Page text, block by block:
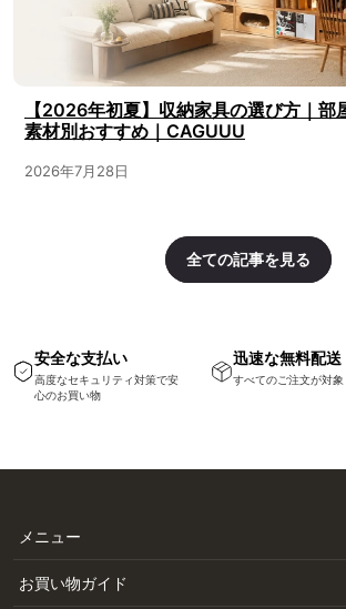
【2026年初夏】収納家具の選び方｜部
素材別おすすめ｜CAGUUU
2026年7月28日
全ての記事を見る
安全な支払い
高度なセキュリティ対策で安
心のお買い物
迅速な無料配送
すべてのご注文が対象
メニュー
お買い物ガイド